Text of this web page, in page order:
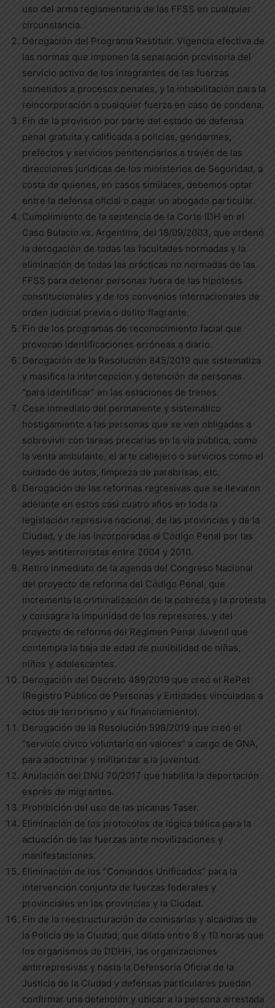
uso del arma reglamentaria de las FFSS en cualquier
circunstancia.
Derogación del Programa Restituir. Vigencia efectiva de
las normas que imponen la separación provisoria del
servicio activo de los integrantes de las fuerzas
sometidos a procesos penales, y la inhabilitación para la
reincorporación a cualquier fuerza en caso de condena.
Fin de la provisión por parte del estado de defensa
penal gratuita y calificada a policías, gendarmes,
prefectos y servicios penitenciarios a través de las
direcciones jurídicas de los ministerios de Seguridad, a
costa de quienes, en casos similares, debemos optar
entre la defensa oficial o pagar un abogado particular.
Cumplimiento de la sentencia de la Corte IDH en el
Caso Bulacio vs. Argentina, del 18/09/2003, que ordenó
la derogación de todas las facultades normadas y la
eliminación de todas las prácticas no normadas de las
FFSS para detener personas fuera de las hipótesis
constitucionales y de los convenios internacionales de
orden judicial previa o delito flagrante.
Fin de los programas de reconocimiento facial que
provocan identificaciones erróneas a diario.
Derogación de la Resolución 845/2019 que sistematiza
y masifica la intercepción y detención de personas
“para identificar” en las estaciones de trenes.
Cese inmediato del permanente y sistemático
hostigamiento a las personas que se ven obligadas a
sobrevivir con tareas precarias en la vía pública, como
la venta ambulante, el arte callejero o servicios como el
cuidado de autos, limpieza de parabrisas, etc.
Derogación de las reformas regresivas que se llevaron
adelante en estos casi cuatro años en toda la
legislación represiva nacional, de las provincias y de la
Ciudad, y de las incorporadas al Código Penal por las
leyes antiterroristas entre 2004 y 2010.
Retiro inmediato de la agenda del Congreso Nacional
del proyecto de reforma del Código Penal, que
incrementa la criminalización de la pobreza y la protesta
y consagra la impunidad de los represores, y del
proyecto de reforma del Régimen Penal Juvenil que
contempla la baja de edad de punibilidad de niñas,
niños y adolescentes.
Derogación del Decreto 489/2019 que creó el RePet
(Registro Público de Personas y Entidades vinculadas a
actos de terrorismo y su financiamiento).
Derogación de la Resolución 598/2019 que creó el
“servicio cívico voluntario en valores” a cargo de GNA,
para adoctrinar y militarizar a la juventud.
Anulación del DNU 70/2017 que habilita la deportación
exprés de migrantes.
Prohibición del uso de las picanas Taser.
Eliminación de los protocolos de lógica bélica para la
actuación de las fuerzas ante movilizaciones y
manifestaciones.
Eliminación de los “Comandos Unificados” para la
intervención conjunta de fuerzas federales y
provinciales en las provincias y la Ciudad.
Fin de la reestructuración de comisarías y alcaidías de
la Policía de la Ciudad, que dilata entre 8 y 10 horas que
los organismos de DDHH, las organizaciones
antirrepresivas y hasta la Defensoría Oficial de la
Justicia de la Ciudad y defensas particulares puedan
confirmar una detención y ubicar a la persona arrestada